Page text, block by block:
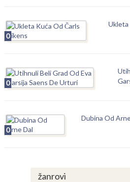
0
Ukleta
0
0
Dubina Od
žanrovi